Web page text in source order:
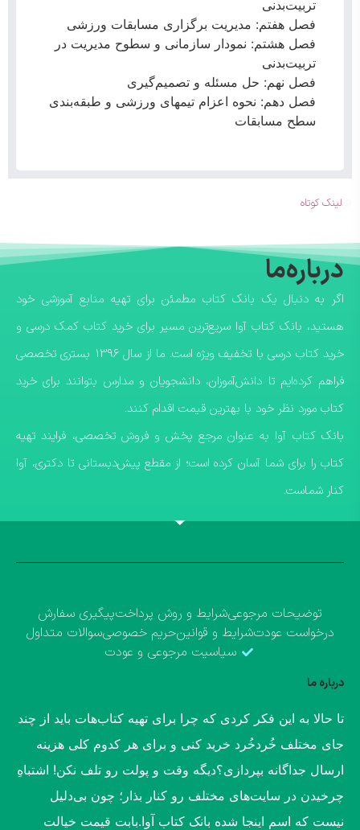
تربیت‌بدنی
فصل هفتم: مدیریت برگزاری مسابقات ورزشی
فصل هشتم: نمودار سازمانی و سطوح مدیریت در
تربیت‌بدنی
فصل نهم: حل مسئله و تصمیم‌گیری
فصل دهم: نحوه اعزام تیمهای ورزشی و طبقه‌بندی
سطح مسابقات
لینک کوتاه
درباره‌ما
اگر به دنبال یک بانک کتاب مطمئن برای تهیه منابع آموزشی خود
هستید، بانک کتاب آوا سریع‌ترین مسیر برای خرید کتاب کمک درسی و
خرید کتاب درسی با تخفیف ویژه است. ما از سال ۱۳۹۶ بستری تخصصی
فراهم کرده‌ایم تا دانش‌آموزان، دانشجویان و مدارس بتوانند برای خرید
کتاب مورد نظر خود با بهترین قیمت اقدام کنند.
​بانک کتاب آوا به عنوان مرجع پخش و فروش تخصصی، فرایند تهیه
کتاب را برای شما آسان کرده است؛ از مقطع پیش‌دبستانی تا دکتری، آوا
کنار شماست.
توضیحات مرجوعیشرایط و روش پرداختپیگیری سفارش
درخواست عودتشرایط و قوانینحریم خصوصیسوالات متداول
سیاسیت مرجوعی و عودت
درباره ما
​تا حالا به این فکر کردی که چرا برای تهیه کتاب‌هات باید از چند
جای مختلف خُردخُرد خرید کنی و برای هر کدوم کلی هزینه
ارسال جداگانه بپردازی؟​دیگه وقت و پولت رو تلف نکن! اشتباهِ
چرخیدن در سایت‌های مختلف رو کنار بذار؛ چون بی‌دلیل
نیست که اسم اینجا شده بانک کتاب آوا.​بابت قیمت خیالت